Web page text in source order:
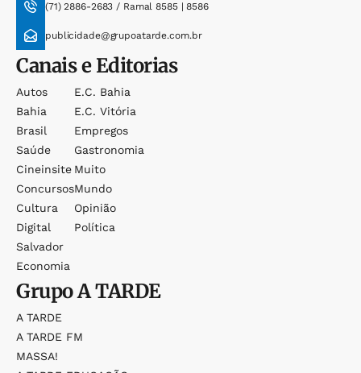
(71) 2886-2683 / Ramal 8585 | 8586
publicidade@grupoatarde.com.br
Canais e Editorias
Autos
Bahia
Brasil
Saúde
Cineinsite
Concursos
Cultura
Digital
Salvador
Economia
E.c. Bahia
E.c. Vitória
Empregos
Gastronomia
Muito
Mundo
Opinião
Política
GrupoA TARDE
A TARDE
A TARDE FM
MASSA!